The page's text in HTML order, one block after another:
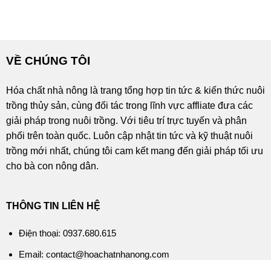
VỀ CHÚNG TÔI
Hóa chất nhà nông là trang tổng hợp tin tức & kiến thức nuôi
trồng thủy sản, cùng đối tác trong lĩnh vực affliate đưa các
giải pháp trong nuôi trồng. Với tiêu trí trực tuyến và phân
phối trên toàn quốc. Luôn cập nhật tin tức và kỹ thuật nuôi
trồng mới nhất, chúng tôi cam kết mang đến giải pháp tối ưu
cho bà con nông dân.
THÔNG TIN LIÊN HỆ
Điện thoại: 0937.680.615
Email: contact@hoachatnhanong.com